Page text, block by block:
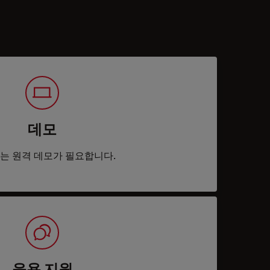
데모
원격 데모가 필요합니다.